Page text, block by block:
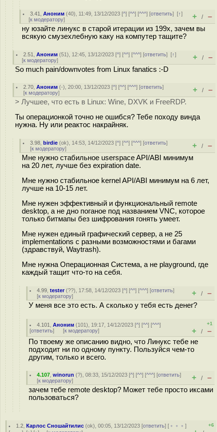
3.41 ,Аноним (40), 11:49, 13/12/2023 [^] [^^] [^^^] [ответить][↑]
[к модератору] + / –
ну юзайте линукс в старой итерации из 199x, зачем вы
всякую смузехлебную каку на компутер тащите?
2.51 ,Аноним (51), 12:45, 13/12/2023 [^] [^^] [^^^] [ответить][↑]
[к модератору] + / –
So much pain/downvotes from Linux fanatics :-D
2.70 ,Аноним (-), 20:00, 13/12/2023 [^] [^^] [^^^] [ответить]
[к модератору] + / –
> Лучшее, что есть в Linux: Wine, DXVK и FreeRDP.
Ты операционкой точно не ошибся? Тебе походу винда
нужна. Ну или реактос накрайняк.
3.98 ,birdie (ok), 14:53, 14/12/2023 [^] [^^] [^^^] [ответить]
[к модератору] + / –
Мне нужно стабильное userspace API/ABI минимум
на 20 лет, лучше без expiration date.
Мне нужно стабильное kernel API/ABI минимум на 6 лет,
лучше на 10-15 лет.
Мне нужен эффективный и функциональный remote
desktop, а не дно поганое под названием VNC, которое
только битмапы без шифрования гонять умеет.
Мне нужен единый графический сервер, а не 25
implementations с разными возможностями и багами
(здравствуй, Waytrash).
Мне нужна Операционная Система, а не playground, где
каждый тащит что-то на себя.
4.99 ,tester(??), 17:58, 14/12/2023 [^] [^^] [^^^] [ответить]
[к модератору] + / –
У меня все это есть. А сколько у тебя есть денег?
4.101 ,Аноним (101), 19:17, 14/12/2023 [^] [^^] [^^^]
[ответить] [к модератору]
+1
+ / –
По твоему же описанию видно, что Линукс тебе не
подходит ни по одному пункту. Пользуйся чем-то
другим, только и всего.
4.107 ,winorun (?), 08:33, 15/12/2023 [^] [^^] [^^^] [ответить]
[к модератору] + / –
зачем тебе remote desktop? Может тебе просто иксами
пользоваться?
1.2 ,Карлос Сношайтилис (ok), 00:05, 13/12/2023 [ответить] [ ﹢﹢﹢]
+6